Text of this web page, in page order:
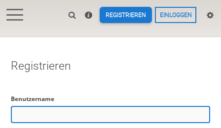
REGISTRIEREN EINLOGGEN
Registrieren
Benutzername